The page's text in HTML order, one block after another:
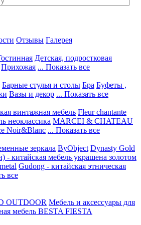
Отзывы Галерея
Детская, подростковая
Прихожая ... Показать все
Барные стулья и столы Бра Буфеты ,
Вазы и декор ... Показать все
винтажная мебель Fleur chantante
неоклассика MARCEI & CHATEAU
Noir&Blanc ... Показать все
зеркала ByObject Dynasty Gold
- китайская мебель украшена золотом
Gudong - китайская этническая
все
OUTDOOR Мебель и аксессуары для
мебель BESTA FIESTA